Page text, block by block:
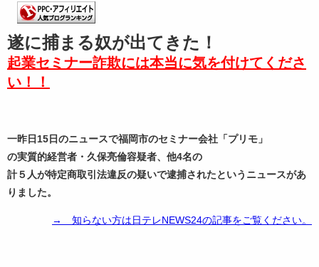
遂に捕まる奴が出てきた！
起業セミナー詐欺には本当に気を付けてくださ
い！！
一昨日15日のニュースで福岡市のセミナー会社「プリモ」
の実質的経営者・久保亮倫容疑者、他4名の
計５人が特定商取引法違反の疑いで逮捕されたというニュースがあ
りました。
→ 知らない方は日テレNEWS24の記事をご覧ください。